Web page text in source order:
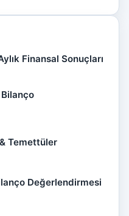
Finansal Sonuçları
Temettüler
Değerlendirmesi